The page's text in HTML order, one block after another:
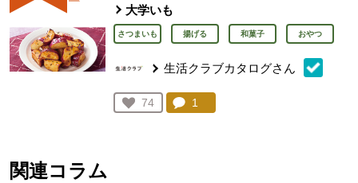
大学いも
さつまいも 揚げる 和菓子 おやつ
生活クラブカタログさん
お気に入り登録：
74
人が登録
コメント：
1
関連コラム